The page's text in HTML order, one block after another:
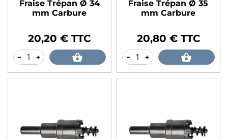
Fraise Trépan Ø 34
mm Carbure
Prix20,20 € TTC
- +
Fraise Trépan Ø 35
mm Carbure
Prix20,80 € TTC
- +